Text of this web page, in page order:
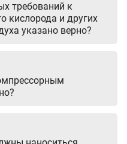
требований к
кислорода и других
указано верно?